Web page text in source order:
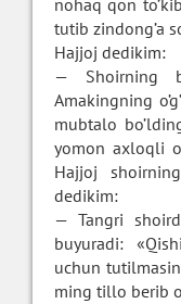
nohaq qon
tutib zindong’a
Hajjoj dedikim:
— Shoirning
Amakingning
mubtalo
yomon axloqli
Hajjoj
dedikim:
— Tangri
buyuradi:
uchun
ming tillo berib